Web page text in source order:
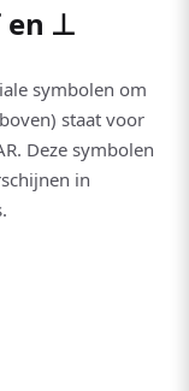
en ⊥
symbolen om
staat voor
Deze symbolen
in